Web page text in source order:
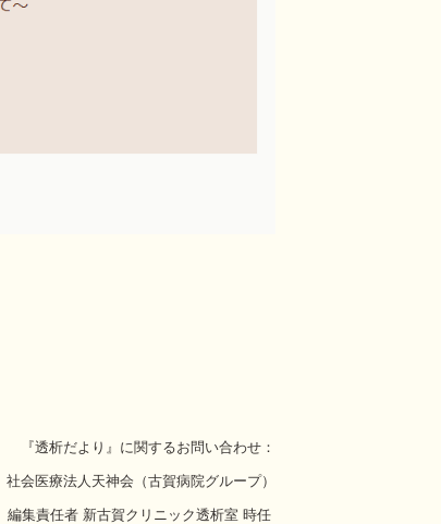
『透析だより』に関するお問い合わせ：
社会医療法人天神会（古賀病院グループ）
編集責任者 新古賀クリニック透析室 時任